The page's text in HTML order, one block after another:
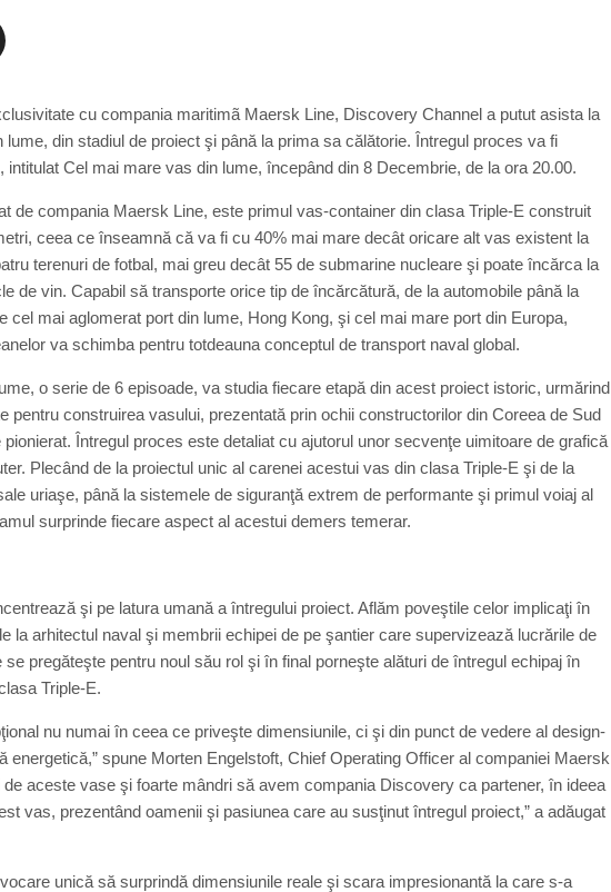
cu compania maritimã Maersk Line, Discovery Channel a putut asista la
din stadiul de proiect şi până la prima sa călătorie. Întregul proces va fi
Cel mai mare vas din lume, începând din 8 Decembrie, de la ora 20.00.
de compania Maersk Line, este primul vas-container din clasa Triple-E construit
ceea ce înseamnă că va fi cu 40% mai mare decât oricare alt vas existent la
terenuri de fotbal, mai greu decât 55 de submarine nucleare şi poate încărca la
de vin. Capabil să transporte orice tip de încărcătură, de la automobile până la
cel mai aglomerat port din lume, Hong Kong, şi cel mai mare port din Europa,
va schimba pentru totdeauna conceptul de transport naval global.
o serie de 6 episoade, va studia fiecare etapă din acest proiect istoric, urmărind
pentru construirea vasului, prezentată prin ochii constructorilor din Coreea de Sud
Întregul proces este detaliat cu ajutorul unor secvenţe uimitoare de grafică
Plecând de la proiectul unic al carenei acestui vas din clasa Triple-E şi de la
uriaşe, până la sistemele de siguranţă extrem de performante şi primul voiaj al
surprinde fiecare aspect al acestui demers temerar.
şi pe latura umană a întregului proiect. Aflăm poveştile celor implicaţi în
la arhitectul naval şi membrii echipei de pe şantier care supervizează lucrările de
pregăteşte pentru noul său rol şi în final porneşte alături de întregul echipaj în
Triple-E.
nu numai în ceea ce priveşte dimensiunile, ci şi din punct de vedere al design-
energetică,” spune Morten Engelstoft, Chief Operating Officer al companiei Maersk
aceste vase şi foarte mândri să avem compania Discovery ca partener, în ideea
vas, prezentând oamenii şi pasiunea care au susţinut întregul proiect,” a adăugat
unică să surprindă dimensiunile reale şi scara impresionantă la care s-a